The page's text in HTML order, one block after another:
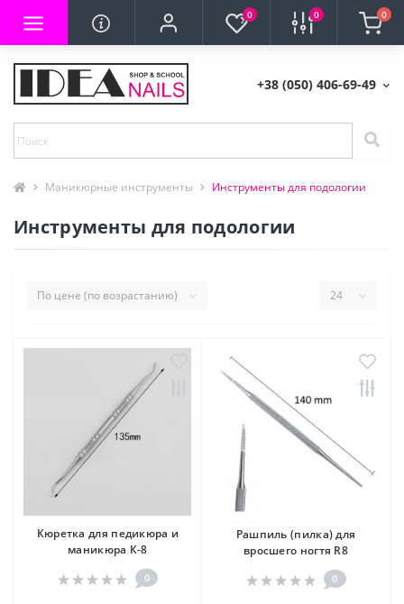
0 0 0
+38 (050) 406-69-49
Маникюрные инструменты Инструменты для подологии
Инструменты для подологии
Кюретка для педикюра и
маникюра К-8
0
Рашпиль (пилка) для
вросшего ногтя R8
0